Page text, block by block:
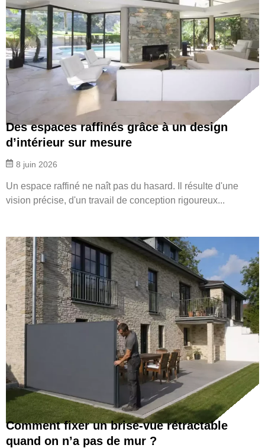
Des espaces raffinés grâce à un design
d’intérieur sur mesure
8 juin 2026
Un espace raffiné ne naît pas du hasard. Il résulte d'une
vision précise, d'un travail de conception rigoureux...
Comment fixer un brise-vue rétractable
quand on n’a pas de mur ?